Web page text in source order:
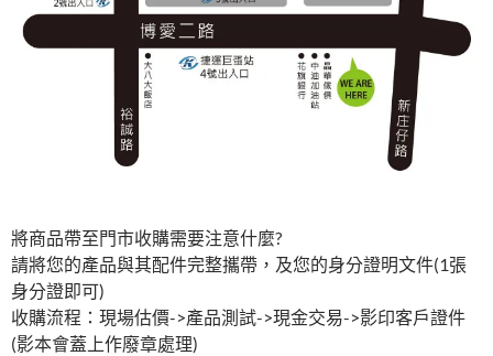
將商品帶至門市收購需要注意什麼?
請將您的產品與其配件完整攜帶，及您的身分證明文件(1張
身分證即可)
收購流程：現場估價->產品測試->現金交易->影印客戶證件
(影本會蓋上作廢章處理)